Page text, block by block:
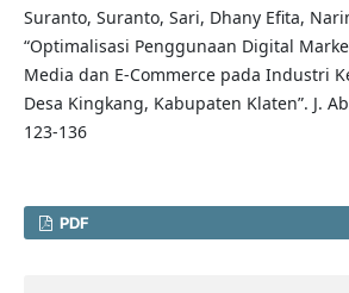
Suranto, Suranto, Sari, Dhany Efita,
“Optimalisasi Penggunaan Digital
Media dan E-Commerce pada Industri
Desa Kingkang, Kabupaten Klaten”. J.
123-136
PDF